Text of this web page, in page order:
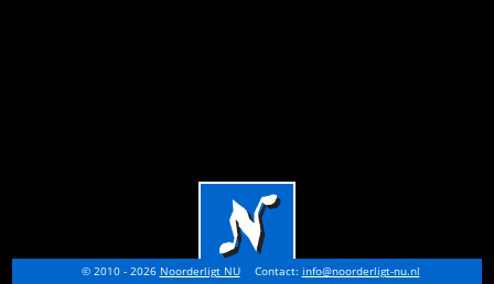
© 2010 - 2026 Noorderligt NU Contact: info@noorderligt-nu.nl